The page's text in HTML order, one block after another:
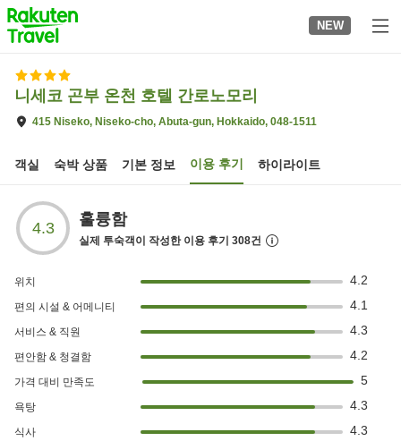
to
top
page
NEW
니세코 곤부 온천 호텔 간로노모리
415 Niseko, Niseko-cho, Abuta-gun, Hokkaido, 048-1511
객실 숙박 상품 기본 정보 이용 후기 하이라이트
4.3 훌륭함
실제 투숙객이 작성한 이용 후기 308건
위치 4.2
편의 시설 & 어메니티 4.1
서비스 & 직원 4.3
편안함 & 청결함 4.2
가격 대비 만족도 5
욕탕 4.3
식사 4.3